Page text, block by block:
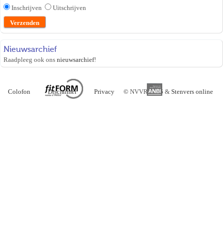
Inschrijven
Uitschrijven
Nieuwsarchief
Raadpleeg ook ons nieuwsarchief!
© NVVR 2026 & Stenvers online
Colofon Disclaimer Privacy